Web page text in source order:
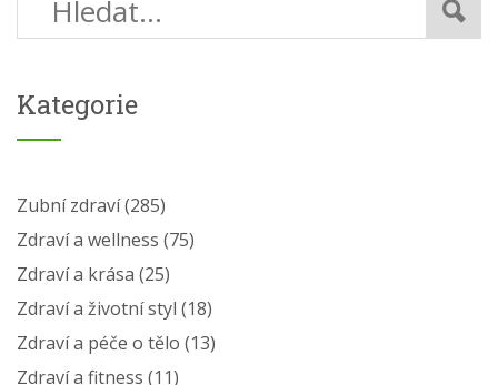
Kategorie
Zubní zdraví(285)
Zdraví a wellness (75)
Zdraví a krása (25)
Zdraví a životní styl (18)
Zdraví a péče o tělo (13)
Zdraví a fitness (11)